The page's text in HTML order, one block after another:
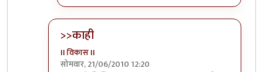
>>काही
II विकास II
सोमवार, 21/06/2010 12:20